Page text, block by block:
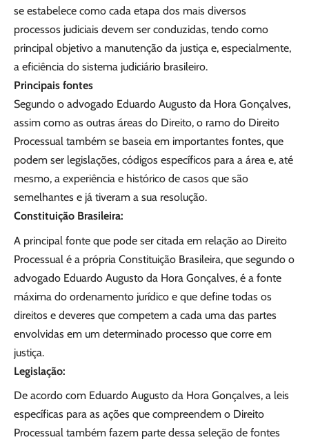
se estabelece como cada etapa dos mais diversos
processos judiciais devem ser conduzidas, tendo como
principal objetivo a manutenção da justiça e, especialmente,
a eficiência do sistema judiciário brasileiro.
Principais fontes
Segundo o advogado Eduardo Augusto da Hora Gonçalves,
assim como as outras áreas do Direito, o ramo do Direito
Processual também se baseia em importantes fontes, que
podem ser legislações, códigos específicos para a área e, até
mesmo, a experiência e histórico de casos que são
semelhantes e já tiveram a sua resolução.
Constituição Brasileira:
A principal fonte que pode ser citada em relação ao Direito
Processual é a própria Constituição Brasileira, que segundo o
advogado Eduardo Augusto da Hora Gonçalves, é a fonte
máxima do ordenamento jurídico e que define todas os
direitos e deveres que competem a cada uma das partes
envolvidas em um determinado processo que corre em
justiça.
Legislação:
De acordo com Eduardo Augusto da Hora Gonçalves, a leis
específicas para as ações que compreendem o Direito
Processual também fazem parte dessa seleção de fontes